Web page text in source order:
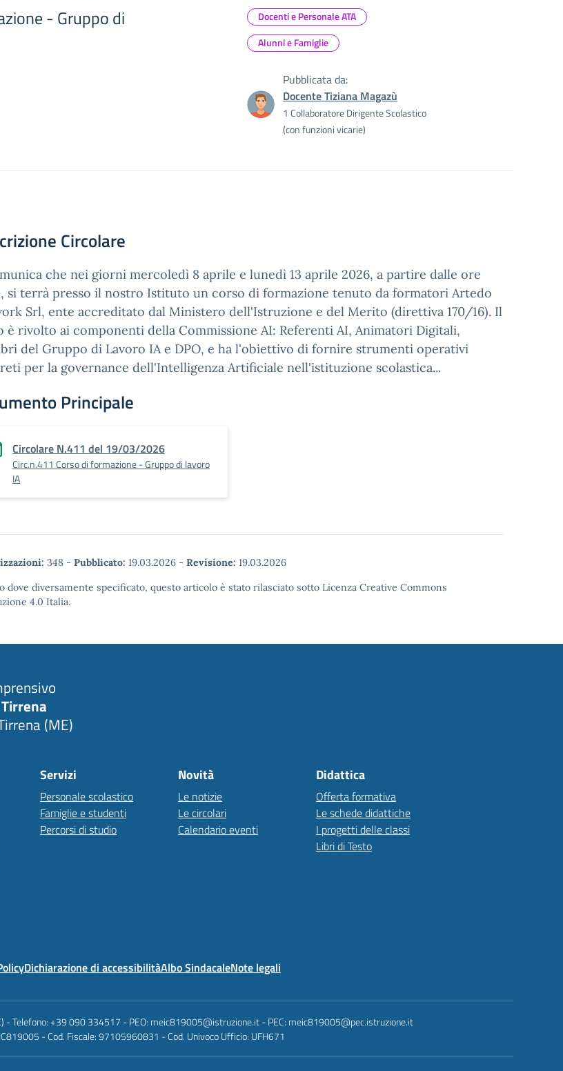
- Gruppo di
Docenti e Personale ATA
Alunni e Famiglie
Pubblicata da:
Docente Tiziana Magazù
1 Collaboratore Dirigente Scolastico
(con funzioni vicarie)
Circolare
che nei giorni mercoledì 8 aprile e lunedì 13 aprile 2026, a partire dalle ore
si terrà presso il nostro Istituto un corso di formazione tenuto da formatori Artedo
Srl, ente accreditato dal Ministero dell'Istruzione e del Merito (direttiva 170/16). Il
è rivolto ai componenti della Commissione AI: Referenti AI, Animatori Digitali,
del Gruppo di Lavoro IA e DPO, e ha l'obiettivo di fornire strumenti operativi
per la governance dell'Intelligenza Artificiale nell'istituzione scolastica...
Principale
Circolare N.411 del 19/03/2026
Circ.n.411 Corso di formazione - Gruppo di lavoro
IA
348 - Pubblicato: 19.03.2026 - Revisione: 19.03.2026
dove diversamente specificato, questo articolo è stato rilasciato sotto Licenza Creative Commons
4.0 Italia.
(ME)
Servizi
Personale scolastico
Famiglie e studenti
Percorsi di studio
Novità
Le notizie
Le circolari
Calendario eventi
Didattica
Offerta formativa
Le schede didattiche
I progetti delle classi
Libri di Testo
Dichiarazione di accessibilitàAlbo SindacaleNote legali
- Telefono: +39 090 334517 - PEO: meic819005@istruzione.it - PEC: meic819005@pec.istruzione.it
- Cod. Fiscale: 97105960831 - Cod. Univoco Ufficio: UFH671